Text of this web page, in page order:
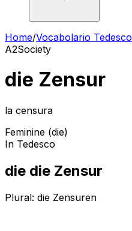
Home/Vocabolario Tedesco
A2Society
die Zensur
la censura
Feminine (die)
In Tedesco
die die Zensur
Plural: die Zensuren